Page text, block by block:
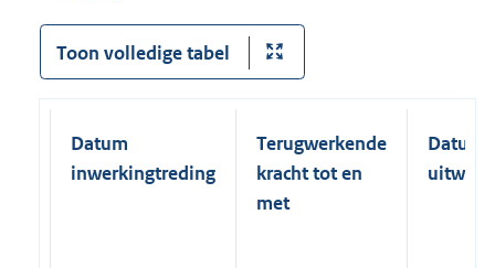
Toon volledige tabel
Datum
inwerkingtreding
Terugwerkende
kracht tot en
met
Datum